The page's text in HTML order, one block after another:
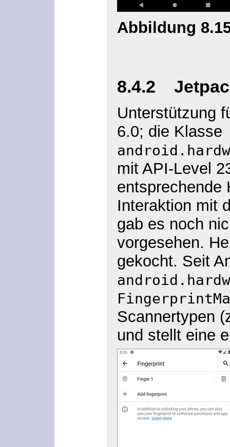
Abbildung
8.4.2
Unterstützung
6.0; die Klasse
mit API-Level
entsprechende
Interaktion mit
gab es noch
vorgesehen.
gekocht. Seit
Scannertypen
und stellt eine